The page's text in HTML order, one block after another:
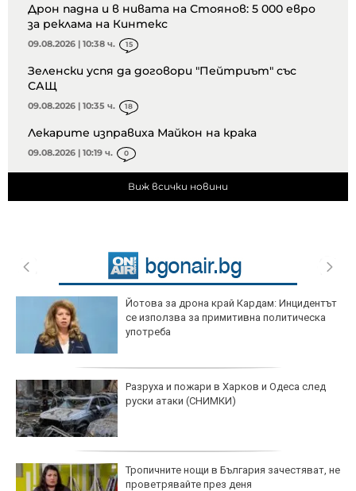
Дрон падна и в нивата на Стоянов: 5 000 евро
за реклама на Кинтекс
09.08.2026 | 10:38 ч. 15
Зеленски успя да договори "Пейтриът" със
САЩ
09.08.2026 | 10:35 ч. 18
Лекарите изправиха Майкон на крака
09.08.2026 | 10:19 ч. 0
Виж всички новини
Йотова за дрона край Кардам: Инцидентът
се използва за примитивна политическа
употреба
Разруха и пожари в Харков и Одеса след
руски атаки (СНИМКИ)
Тропичните нощи в България зачестяват, не
проветрявайте през деня